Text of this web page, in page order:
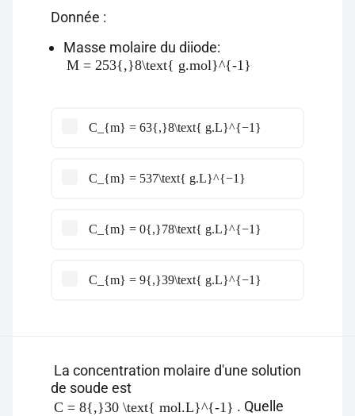
Donnée :
Masse molaire du diiode:
M = 253{,}8\text{ g.mol}^{-1}
C_{m} = 63{,}8\text{ g.L}^{−1}
C_{m} = 537\text{ g.L}^{−1}
C_{m} = 0{,}78\text{ g.L}^{−1}
C_{m} = 9{,}39\text{ g.L}^{−1}
La concentration molaire d'une solution
de soude est
C = 8{,}30 \text{ mol.L}^{-1} . Quelle